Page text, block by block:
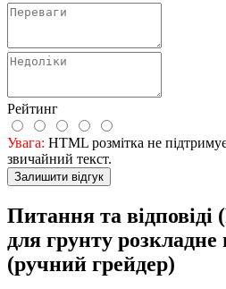
Рейтинг
Увага: HTML розмітка не
звичайний текст.
Залишити відгук
Питання та
для грунту розкладне
(ручний грейдер)